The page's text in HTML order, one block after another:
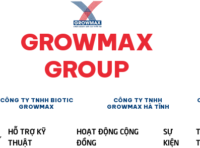
GROWMAX
GROUP
CÔNG TY TNHH BIOTIC
GROWMAX
CÔNG TY TNHH
GROWMAX HÀ TĨNH
HỖ TRỢ KỸ
THUẬT
HOẠT ĐỘNG CỘNG
ĐỒNG
SỰ
KIỆN